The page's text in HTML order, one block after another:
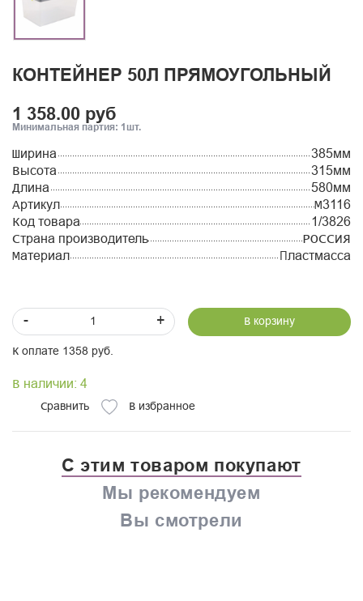
КОНТЕЙНЕР 50Л ПРЯМОУГОЛЬНЫЙ
1 358.00 руб
Минимальная партия: 1шт.
Ширина
385мм
Высота
315мм
Длина
580мм
Артикул
М3116
Код товара
1/3826
Страна производитель
РОССИЯ
Материал
Пластмасса
- + В корзину
К оплате 1358 руб.
В наличии: 4
Сравнить В избранное
С этим товаром покупают
Мы рекомендуем
Вы смотрели